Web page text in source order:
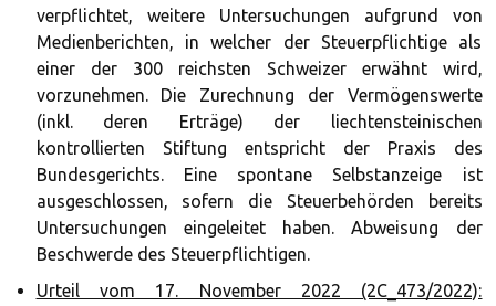
verpflichtet, weitere Untersuchungen aufgrund von
Medienberichten, in welcher der Steuerpflichtige als
einer der 300 reichsten Schweizer erwähnt wird,
vorzunehmen. Die Zurechnung der Vermögenswerte
(inkl. deren Erträge) der liechtensteinischen
kontrollierten Stiftung entspricht der Praxis des
Bundesgerichts. Eine spontane Selbstanzeige ist
ausgeschlossen, sofern die Steuerbehörden bereits
Untersuchungen eingeleitet haben. Abweisung der
Beschwerde des Steuerpflichtigen.
Urteil vom 17. November 2022 (2C_473/2022):